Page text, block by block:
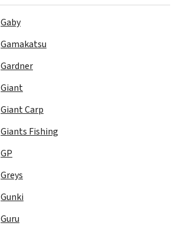
Gaby
Gamakatsu
Gardner
Giant
Giant Carp
Giants Fishing
GP
Greys
Gunki
Guru